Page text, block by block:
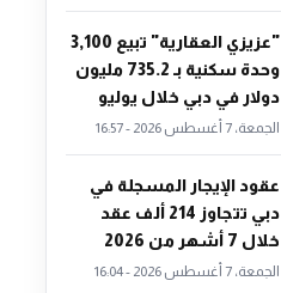
"عزيزي العقارية" تبيع 3,100
وحدة سكنية بـ 735.2 مليون
دولار في دبي خلال يوليو
الجمعة، 7 أغسطس 2026 - 16:57
عقود الإيجار المسجلة في
دبي تتجاوز 214 ألف عقد
خلال 7 أشهر من 2026
الجمعة، 7 أغسطس 2026 - 16:04